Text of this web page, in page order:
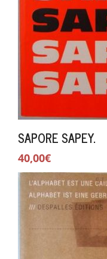
SAPORE SAPEY.
40,00€